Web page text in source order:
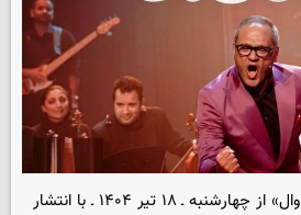
پخش رئالیتی‌شوی «کارناوال» از چهارشنبه ـ ۱۸ تیر ۱۴۰۴ ـ با انتشار